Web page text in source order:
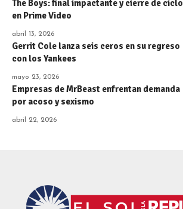
The Boys: final impactante y cierre de ciclo
en Prime Video
abril 13, 2026
Gerrit Cole lanza seis ceros en su regreso
con los Yankees
mayo 23, 2026
Empresas de MrBeast enfrentan demanda
por acoso y sexismo
abril 22, 2026